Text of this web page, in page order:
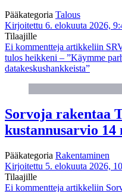
Pääkategoria Talous
Kirjoitettu 6. elokuuta 2026,
Tilaajille
Ei kommentteja artikkeliin
tulos heikkeni – ”Käymme
datakeskushankkeista”
Sorvoja rakentaa
kustannusarvio 14
Pääkategoria Rakentaminen
Kirjoitettu 5. elokuuta 2026,
Tilaajille
Ei kommentteja artikkeliin